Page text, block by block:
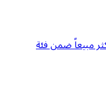
مبيعاً ضمن فئة